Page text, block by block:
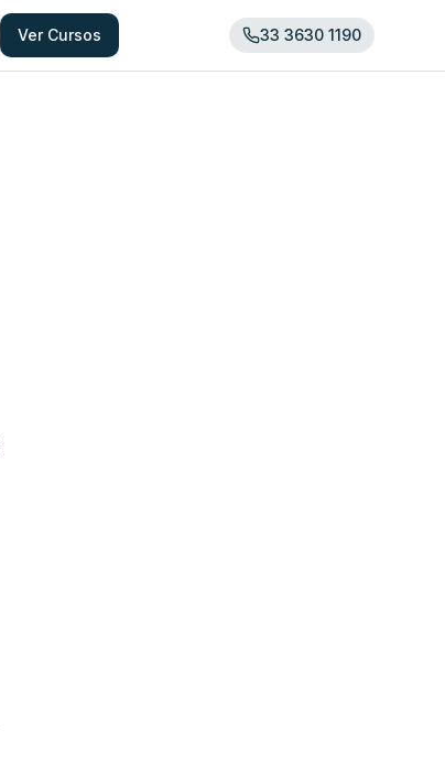
Ver Cursos 33 3630 1190